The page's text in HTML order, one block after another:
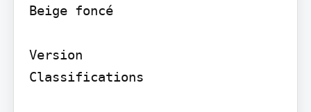
Beige foncé
Version
Classifications